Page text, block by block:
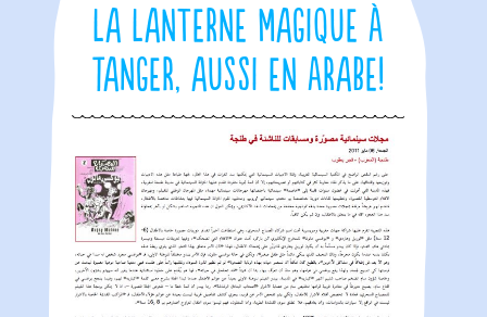
La Lanterne Magique à
Tanger, aussi en Arabe!